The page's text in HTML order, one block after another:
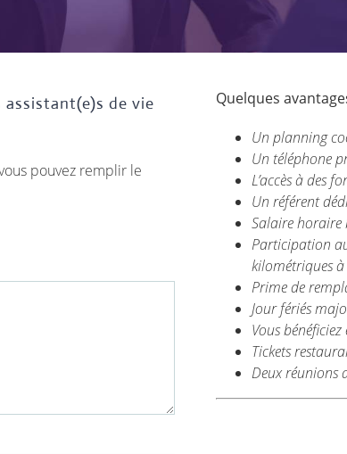
assistant(e)s de vie
pouvez remplir le
Quelques
Un planning
Un téléphone
L’accès à des
Un référent
Salaire horaire
Participation
kilométriques
Prime de
Jour fériés
Vous
Tickets
Deux réunions